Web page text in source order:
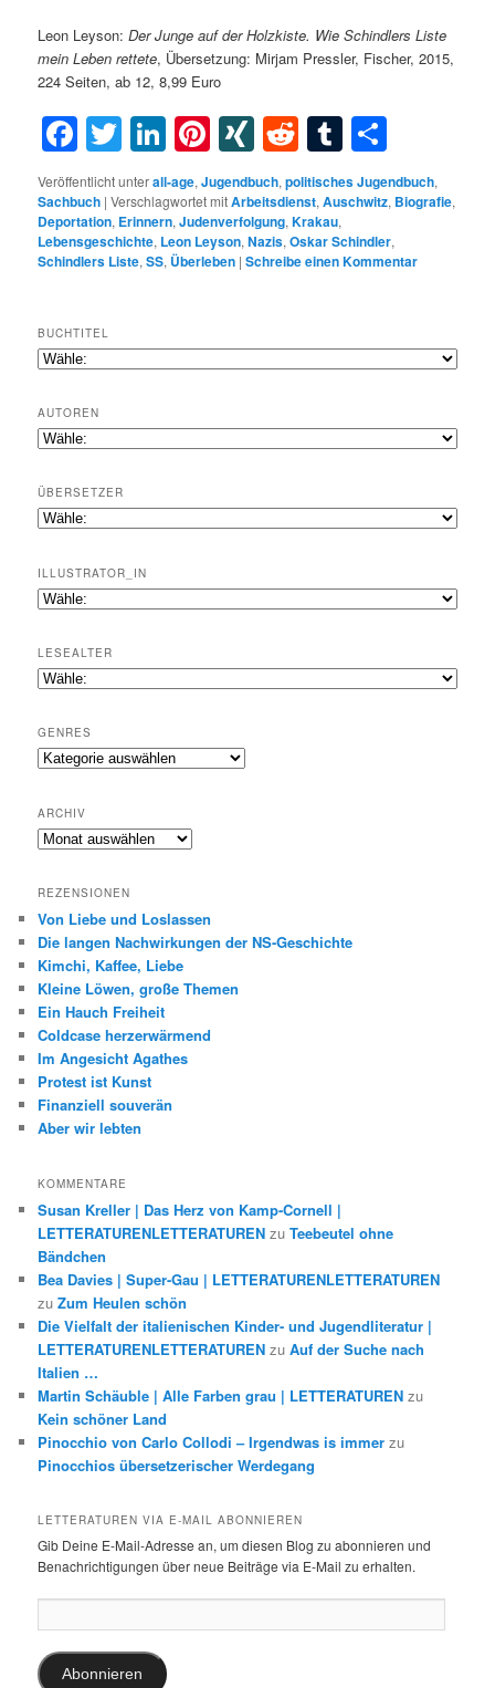
Leon Leyson:DerJunge auf derHolzkiste. Wie Schindlers Liste
mein Leben rettete, Übersetzung: Mirjam Pressler, Fischer, 2015,
224 Seiten, ab 12, 8,99 Euro
Facebook
Twitter
LinkedIn
Pinterest
XINGRedditTumblr
Veröffentlicht unterall-age,Jugendbuch,politisches Jugendbuch,
Sachbuch |Verschlagwortet mitArbeitsdienst,Auschwitz, Biografie,
Deportation, Erinnern,Judenverfolgung,Krakau,
Lebensgeschichte, Leon Leyson,Nazis,Oskar Schindler,
Schindlers Liste,SS, Überleben |Schreibe einen Kommentar
BUCHTITEL
AUTOREN
ÜBERSETZER
ILLUSTRATOR_IN
LESEALTER
GENRES
Genres
ARCHIV
Archiv
REZENSIONEN
Von Liebe und Loslassen
Die langen Nachwirkungen der NS-Geschichte
Kimchi, Kaffee, Liebe
Kleine Löwen, große Themen
Ein Hauch Freiheit
Coldcase herzerwärmend
Im Angesicht Agathes
Protest ist Kunst
Finanziell souverän
Aber wir lebten
KOMMENTARE
Susan Kreller | Das Herz von Kamp-Cornell |
LETTERATURENLETTERATUREN zuTeebeutel ohne
Bändchen
Bea Davies | Super-Gau | LETTERATURENLETTERATUREN
zuZum Heulen schön
Die Vielfalt der italienischen Kinder- und Jugendliteratur |
LETTERATURENLETTERATUREN zuAuf der Suche nach
Italien …
Martin Schäuble | Alle Farben grau | LETTERATUREN zu
Kein schöner Land
Pinocchio von Carlo Collodi – Irgendwas is immer zu
Pinocchios übersetzerischer Werdegang
LETTERATUREN VIA E-MAIL ABONNIEREN
Gib Deine E-Mail-Adresse an, um diesen Blog zu abonnieren und
Benachrichtigungen über neue Beiträge via E-Mail zu erhalten.
Mail-
Adresse:
Abonnieren